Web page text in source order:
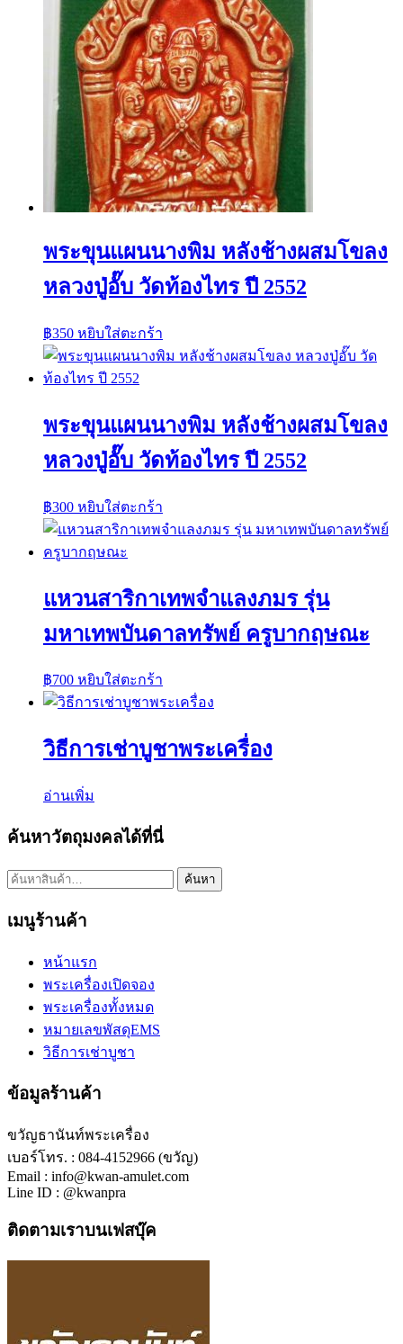
พระขุนแผนนางพิม หลังช้างผสมโขลง
หลวงปู่อั๊บ วัดท้องไทร ปี 2552
฿350 หยิบใส่ตะกร้า
พระขุนแผนนางพิม หลังช้างผสมโขลง
หลวงปู่อั๊บ วัดท้องไทร ปี 2552
฿300 หยิบใส่ตะกร้า
แหวนสาริกาเทพจำแลงภมร รุ่น
มหาเทพบันดาลทรัพย์ ครูบากฤษณะ
฿700 หยิบใส่ตะกร้า
วิธีการเช่าบูชาพระเครื่อง
อ่านเพิ่ม
ค้นหาวัตถุมงคลได้ที่นี่
ค้นหา: ค้นหา
เมนูร้านค้า
หน้าแรก
พระเครื่องเปิดจอง
พระเครื่องทั้งหมด
หมายเลขพัสดุEMS
วิธีการเช่าบูชา
ข้อมูลร้านค้า
ขวัญธานันท์พระเครื่อง
เบอร์โทร. : 084-4152966 (ขวัญ)
Email : info@kwan-amulet.com
Line ID : @kwanpra
ติดตามเราบนเฟสบุ๊ค